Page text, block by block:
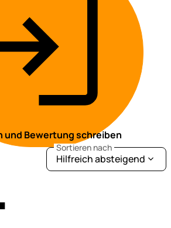
und Bewertung schreiben
Sortieren nach
Hilfreich absteigend